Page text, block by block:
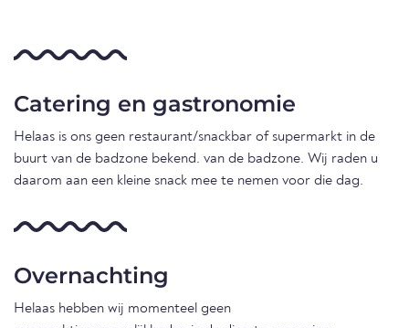
Catering en gastronomie
Helaas is ons geen restaurant/snackbar of supermarkt in de
buurt van de badzone bekend. van de badzone. Wij raden u
daarom aan een kleine snack mee te nemen voor die dag.
Overnachting
Helaas hebben wij momenteel geen